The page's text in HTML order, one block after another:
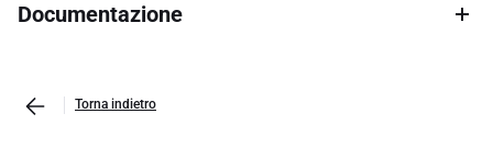
Documentazione
Torna indietro